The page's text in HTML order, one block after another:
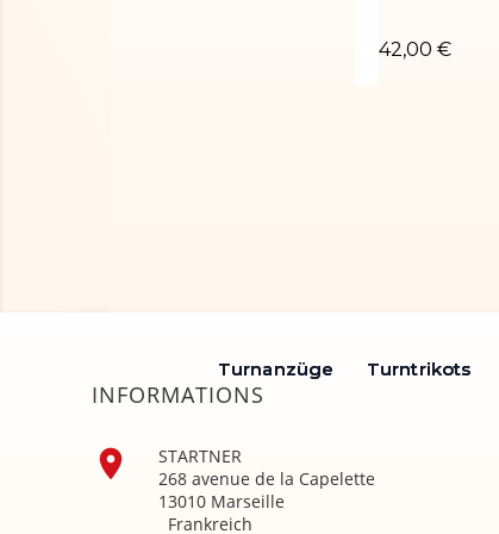
42,00 €
Turnanzüge Turntrikots
Turnanzüge Turntrikots
INFORMATIONS

STARTNER
268 avenue de la Capelette
13010 Marseille
Frankreich